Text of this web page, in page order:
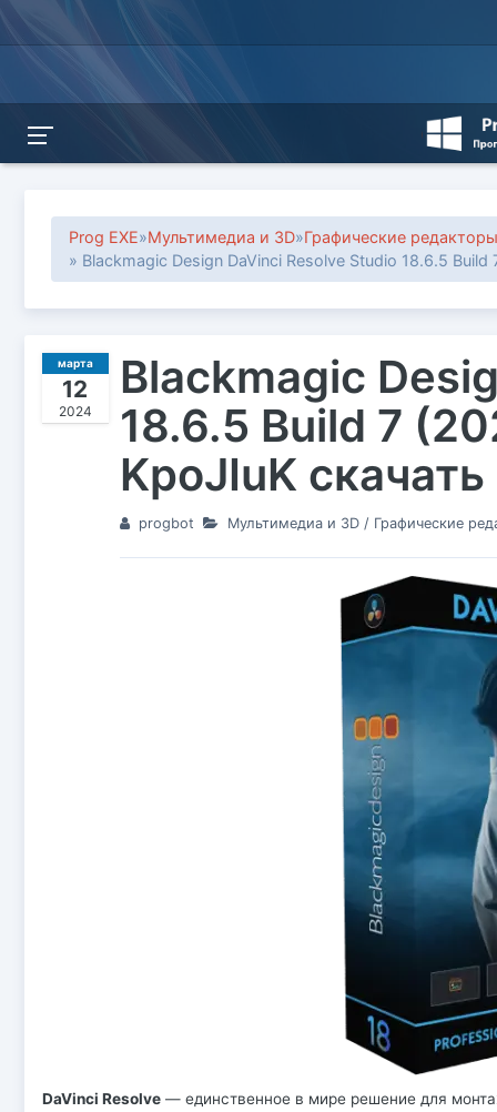
Prog EXE»Мультимедиа и 3D»Графические редакторы
» Blackmagic Design DaVinci Resolve Studio 18.6.5
марта
12
2024
Blackmagic
18.6.5 Build 7
KpoJIuK
progbot Мультимедиа и 3D/ Графические
DaVinci Resolve— единственное в мире решение для